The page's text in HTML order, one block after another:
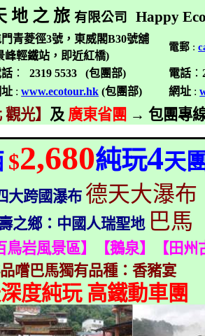
地 之 旅有限公司 Happy
青菱徑3號，東威閣B30號舖
峰輕鐵站，即近紅橋)
電郵 :
： 2319 5533 (包團部) 電話 ：
: www.ecotour.hk (包團部) 網址 :
光】 及 廣東省團 → 包團專
$2,680純玩4天團
大跨國瀑布 德天大瀑布
之鄉：中國人瑞聖地 巴馬
鳥岩風景區】【鵝泉】【田州
嚐巴馬獨有品種：香豬宴
度純玩 高鐵動車團